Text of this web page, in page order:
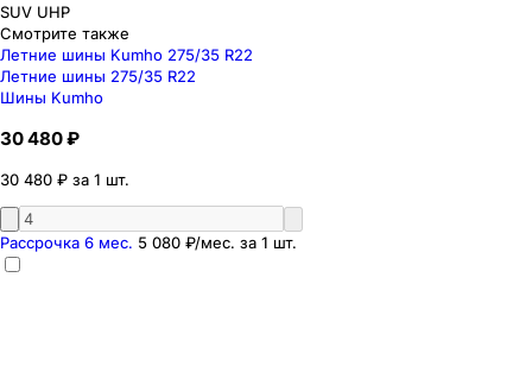
SUV UHP
Смотрите также
Летние шины Kumho 275/35 R22
Летние шины 275/35 R22
Шины Kumho
30 480 ₽
30 480 ₽ за 1 шт.
Рассрочка 6 мес. 5 080 ₽/мес. за 1 шт.